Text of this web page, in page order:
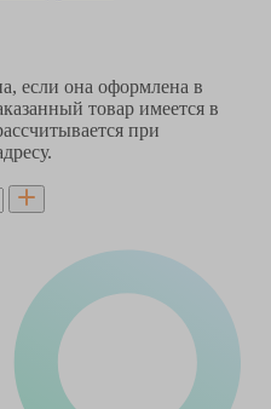
если она оформлена в
товар имеется в
при